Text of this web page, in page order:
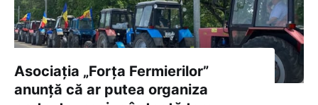
Asociația „Forța Fermierilor”
anunță că ar putea organiza